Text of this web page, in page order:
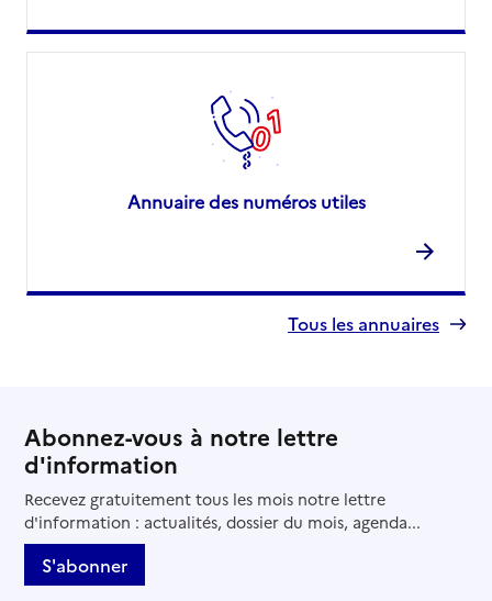
Annuaire des numéros utiles
Tous les annuaires
Abonnez-vous à notre lettre
d'information
Recevez gratuitement tous les mois notre lettre
d'information : actualités, dossier du mois, agenda...
S'abonner